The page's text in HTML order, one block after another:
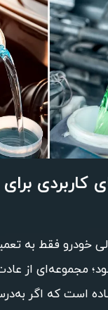
کاربردی
خودرو فقط به
مجموعه‌ای از
است که اگر